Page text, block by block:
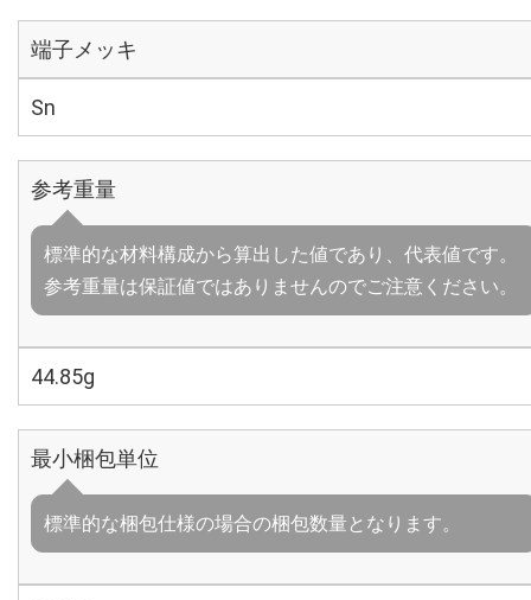
端子メッキ
Sn
参考重量
標準的な材料構成から算出した値であり、代表値です。
参考重量は保証値ではありませんのでご注意ください。
44.85g
最小梱包単位
標準的な梱包仕様の場合の梱包数量となります。